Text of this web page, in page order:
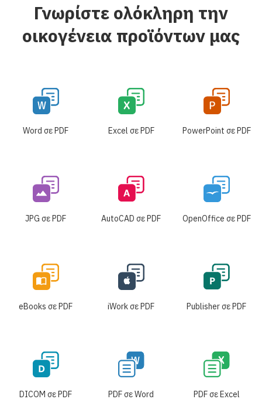
Γνωρίστε ολόκληρη την
οικογένεια προϊόντων μας
Word σε PDF Excel σε PDF PowerPoint σε PDF
JPG σε PDF AutoCAD σε PDF OpenOffice σε PDF
eBooks σε PDF iWork σε PDF Publisher σε PDF
DICOM σε PDF PDF σε Word PDF σε Excel